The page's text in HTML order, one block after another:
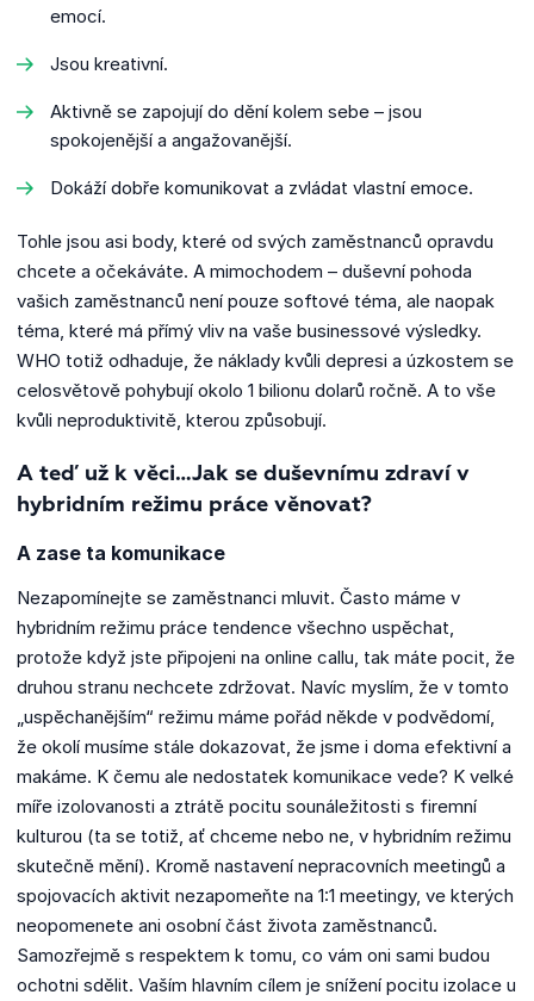
emocí.
Jsou kreativní.
Aktivně se zapojují do dění kolem sebe – jsou
spokojenější a angažovanější.
Dokáží dobře komunikovat a zvládat vlastní emoce.
Tohle jsou asi body, které od svých zaměstnanců opravdu
chcete a očekáváte. A mimochodem – duševní pohoda
vašich zaměstnanců není pouze softové téma, ale naopak
téma, které má přímý vliv na vaše businessové výsledky.
WHO totiž odhaduje, že náklady kvůli depresi a úzkostem se
celosvětově pohybují okolo 1 bilionu dolarů ročně. A to vše
kvůli neproduktivitě, kterou způsobují.
A teď už k věci…Jak se duševnímu zdraví v
hybridním režimu práce věnovat?
A zase ta komunikace
Nezapomínejte se zaměstnanci mluvit. Často máme v
hybridním režimu práce tendence všechno uspěchat,
protože když jste připojeni na online callu, tak máte pocit, že
druhou stranu nechcete zdržovat. Navíc myslím, že v tomto
„uspěchanějším“ režimu máme pořád někde v podvědomí,
že okolí musíme stále dokazovat, že jsme i doma efektivní a
makáme. K čemu ale nedostatek komunikace vede? K velké
míře izolovanosti a ztrátě pocitu sounáležitosti s firemní
kulturou (ta se totiž, ať chceme nebo ne, v hybridním režimu
skutečně mění). Kromě nastavení nepracovních meetingů a
spojovacích aktivit nezapomeňte na 1:1 meetingy, ve kterých
neopomenete ani osobní část života zaměstnanců.
Samozřejmě s respektem k tomu, co vám oni sami budou
ochotni sdělit. Vaším hlavním cílem je snížení pocitu izolace u